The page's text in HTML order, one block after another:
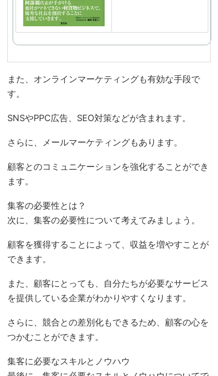
また、オンラインマーケティングも有効な手段で
す。
SNSやPPC広告、SEO対策などが含まれます。
さらに、メールマーケティングもあります。
顧客とのコミュニケーションを強化することができ
ます。
集客の必要性とは？
次に、集客の必要性について考えてみましょう。
顧客を獲得することによって、収益を増やすことが
できます。
また、顧客にとっても、自分たちが必要なサービス
を提供している企業がわかりやすくなります。
さらに、競合との差別化もできるため、顧客の心を
つかむことができます。
集客に必要なスキルとノウハウ